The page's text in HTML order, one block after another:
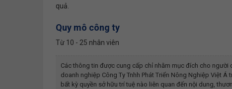
quả.
Quy mô công ty
Từ 10 - 25 nhân viên
Các thông tin được cung cấp chỉ nhằm mục đích cho
doanh nghiệp Công Ty Tnhh Phát Triển Nông Nghiệp Việt Á
bất kỳ quyền sở hữu trí tuệ nào liên quan đến nội dung,